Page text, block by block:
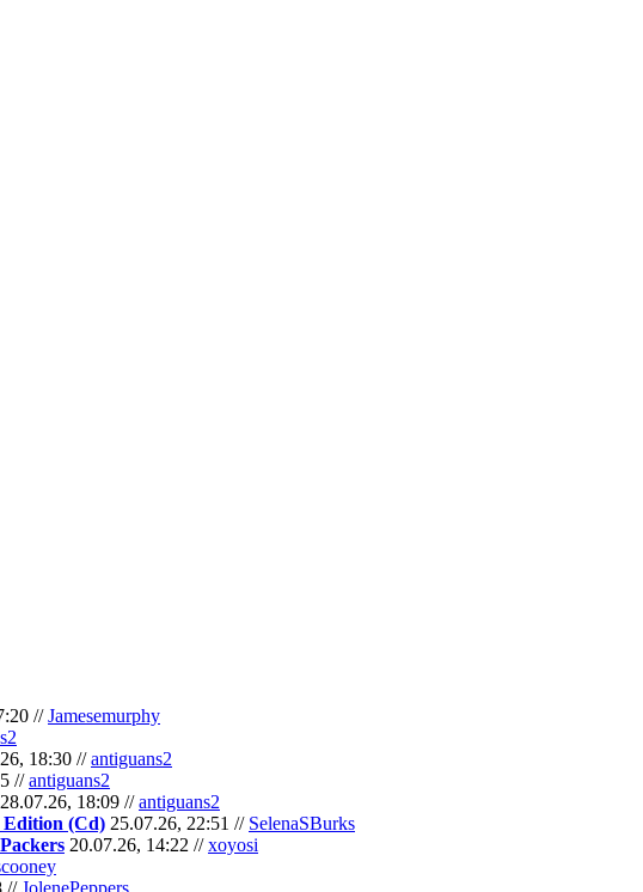
//Jamesemurphy
18:30 //antiguans2
//antiguans2
28.07.26, 18:09 //antiguans2
Edition (Cd) 25.07.26, 22:51 // SelenaSBurks
20.07.26, 14:22 //xoyosi